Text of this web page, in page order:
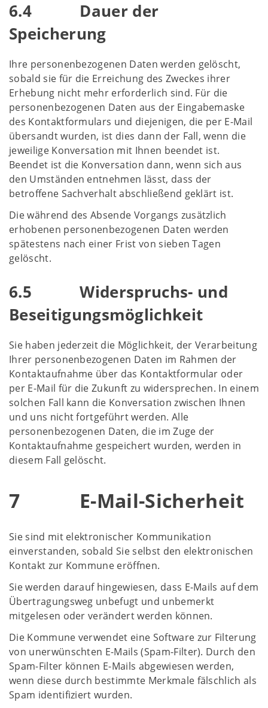
6.4 Dauer der
Speicherung
Ihre personenbezogenen Daten werden gelöscht,
sobald sie für die Erreichung des Zweckes ihrer
Erhebung nicht mehr erforderlich sind. Für die
personenbezogenen Daten aus der Eingabemaske
des Kontaktformulars und diejenigen, die per E-Mail
übersandt wurden, ist dies dann der Fall, wenn die
jeweilige Konversation mit Ihnen beendet ist.
Beendet ist die Konversation dann, wenn sich aus
den Umständen entnehmen lässt, dass der
betroffene Sachverhalt abschließend geklärt ist.
Die während des Absende Vorgangs zusätzlich
erhobenen personenbezogenen Daten werden
spätestens nach einer Frist von sieben Tagen
gelöscht.
6.5 Widerspruchs- und
Beseitigungsmöglichkeit
Sie haben jederzeit die Möglichkeit, der Verarbeitung
Ihrer personenbezogenen Daten im Rahmen der
Kontaktaufnahme über das Kontaktformular oder
per E-Mail für die Zukunft zu widersprechen. In einem
solchen Fall kann die Konversation zwischen Ihnen
und uns nicht fortgeführt werden. Alle
personenbezogenen Daten, die im Zuge der
Kontaktaufnahme gespeichert wurden, werden in
diesem Fall gelöscht.
7 E-Mail-Sicherheit
Sie sind mit elektronischer Kommunikation
einverstanden, sobald Sie selbst den elektronischen
Kontakt zur Kommune eröffnen.
Sie werden darauf hingewiesen, dass E-Mails auf dem
Übertragungsweg unbefugt und unbemerkt
mitgelesen oder verändert werden können.
Die Kommune verwendet eine Software zur Filterung
von unerwünschten E-Mails (Spam-Filter). Durch den
Spam-Filter können E-Mails abgewiesen werden,
wenn diese durch bestimmte Merkmale fälschlich als
Spam identifiziert wurden.